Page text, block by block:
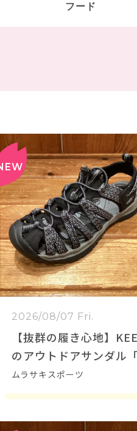
フード
2026/08/07 Fri.
【抜群の履き心地】
のアウトドアサンダル
HISPER」の魅力を徹底
説！
ムラサキスポーツ